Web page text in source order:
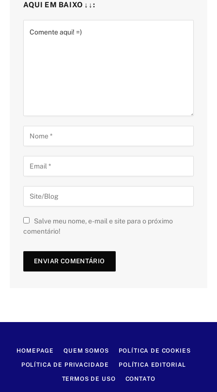
AQUI EM BAIXO ↓↓:
Salve meu nome, e-mail e site para o próximo
comentário!
HOMEPAGE QUEM SOMOS POLÍTICA DE COOKIES
POLÍTICA DE PRIVACIDADE POLÍTICA EDITORIAL
TERMOS DE USO CONTATO